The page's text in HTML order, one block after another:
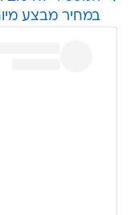
במחיר מבצע